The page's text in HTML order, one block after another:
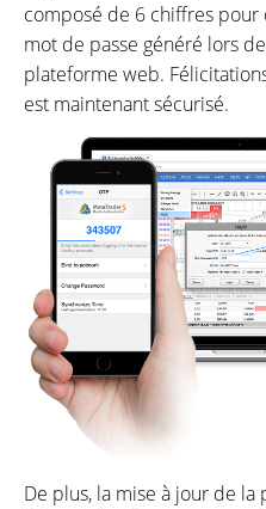
composé de 6 chiffres pour
mot de passe généré lors
plateforme web.
est maintenant sécurisé.
De plus, la mise à jour de